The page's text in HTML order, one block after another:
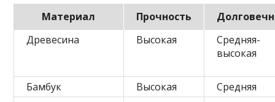
Материал Прочность
Древесина
Высокая
Средняя-
высокая
Бамбук Высокая
Средняя